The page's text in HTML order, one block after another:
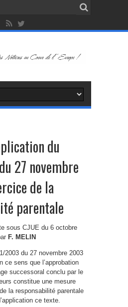
du
27 novembre
de la
parentale
sous CJUE du 6 octobre
F. MELIN
2003 du 27 novembre 2003
ce sens que l’approbation
successoral conclu par le
constitue une mesure
la responsabilité parentale
ce texte.